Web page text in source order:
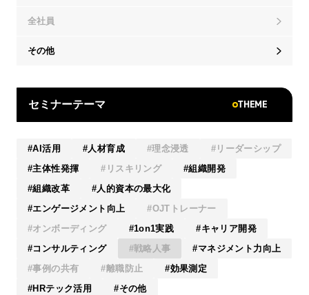
全社員
その他
セミナーテーマ THEME
AI活用 人材育成 理念浸透
リーダーシップ
主体性発揮
リスキリング
組織開発
組織改革
人的資本の最大化
エンゲージメント向上
OJTトレーナー
オンボーディング
1on1実践
キャリア開発
コンサルティング
戦略人事
マネジメント力向上
事例の共有
離職防止
効果測定
HRテック活用
その他